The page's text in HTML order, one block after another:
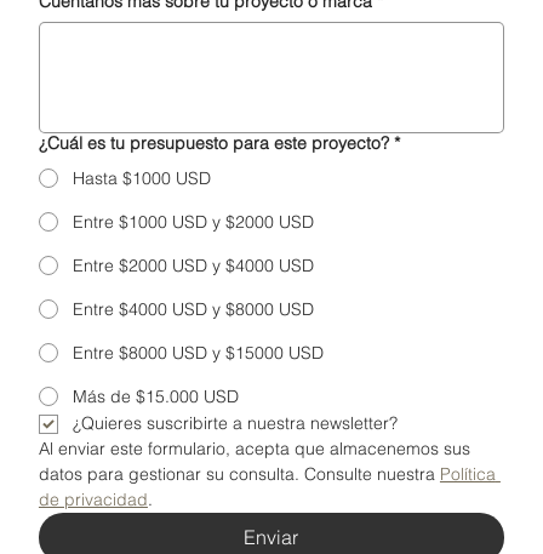
¿Cuál es tu presupuesto para este proyecto? *
Hasta $1000 USD
Entre $1000 USD y $2000 USD
Entre $2000 USD y $4000 USD
Entre $4000 USD y $8000 USD
Entre $8000 USD y $15000 USD
Más de $15.000 USD
¿Quieres suscribirte a nuestra newsletter?
Al enviar este formulario, acepta que almacenemos sus
datos para gestionar su consulta. Consulte nuestra Política
de privacidad.
Enviar